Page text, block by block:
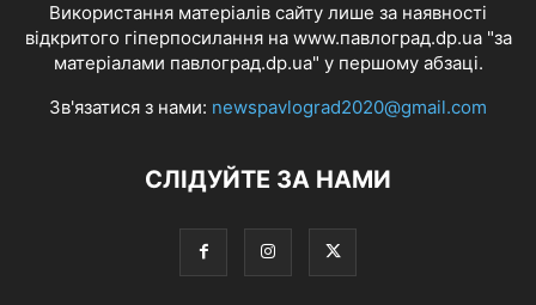
Використання матеріалів сайту лише за наявності
відкритого гіперпосилання на www.павлоград.dp.ua "за
матеріалами павлоград.dp.ua" у першому абзаці.
Зв'язатися з нами: newspavlograd2020@gmail.com
СЛІДУЙТЕ ЗА НАМИ